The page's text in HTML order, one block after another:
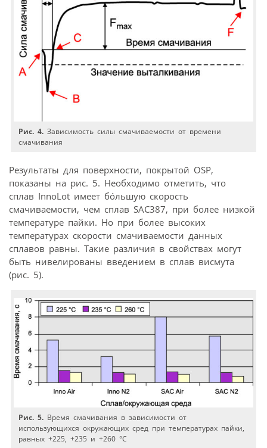
Рис. 4. Зависимость силы смачиваемости от времени
смачивания
Результаты для поверхности, покрытой OSP,
показаны на рис. 5. Необходимо отметить, что
сплав InnoLot имеет бóльшую скорость
смачиваемости, чем сплав SAC387, при более низкой
температуре пайки. Но при более высоких
температурах скорости смачиваемости данных
сплавов равны. Такие различия в свойствах могут
быть нивелированы введением в сплав висмута
(рис. 5).
Рис. 5. Время смачивания в зависимости от
использующихся окружающих сред при температурах пайки,
равных +225, +235 и +260 °C